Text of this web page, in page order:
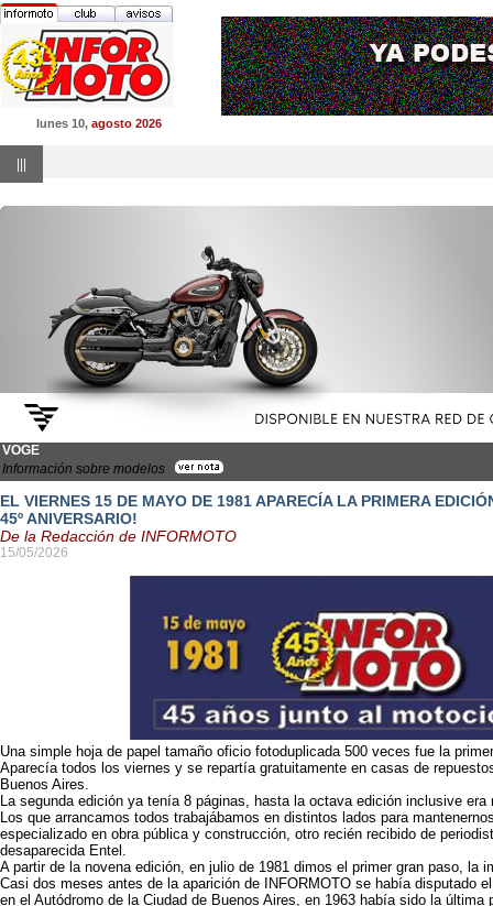
lunes 10, agosto 2026
VOGE
Información sobre modelos
EL VIERNES 15 DE MAYO DE 1981 APARECÍA LA PRIMERA
45º ANIVERSARIO!
De la Redacción de INFORMOTO
15/05/2026
Una simple hoja de papel tamaño oficio fotoduplicada 500 veces fue la
Aparecía todos los viernes y se repartía gratuitamente en casas de
Buenos Aires.
La segunda edición ya tenía 8 páginas, hasta la octava edición inclusive era
Los que arrancamos todos trabajábamos en distintos lados para
especializado en obra pública y construcción, otro recién recibido de
desaparecida Entel.
A partir de la novena edición, en julio de 1981 dimos el primer gran paso, la
Casi dos meses antes de la aparición de INFORMOTO se había disputado
en el Autódromo de la Ciudad de Buenos Aires, en 1963 había sido la última